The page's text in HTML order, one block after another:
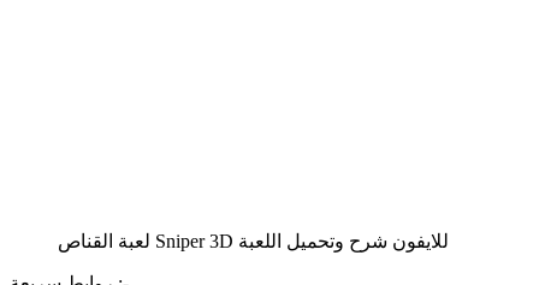
لعبة القناص Sniper 3D للايفون شرح وتحميل اللعبة